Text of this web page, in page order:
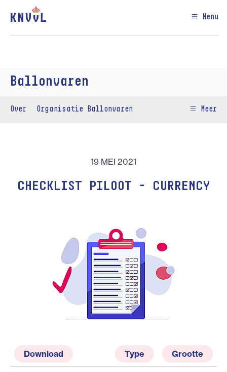
Menu
Ballonvaren
Over Organisatie Ballonvaren Meer
19 MEI 2021
CHECKLIST PILOOT - CURRENCY
Download Type Grootte